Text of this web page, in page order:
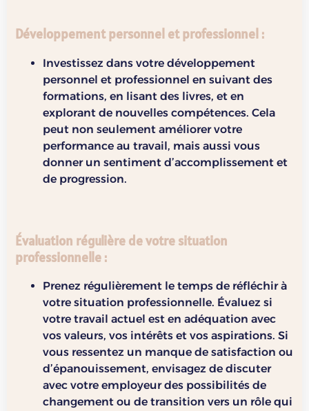
Développement personnel et professionnel :
Investissez dans votre développement
personnel et professionnel en suivant des
formations, en lisant des livres, et en
explorant de nouvelles compétences. Cela
peut non seulement améliorer votre
performance au travail, mais aussi vous
donner un sentiment d’accomplissement et
de progression.
Évaluation régulière de votre situation
professionnelle :
Prenez régulièrement le temps de réfléchir à
votre situation professionnelle. Évaluez si
votre travail actuel est en adéquation avec
vos valeurs, vos intérêts et vos aspirations. Si
vous ressentez un manque de satisfaction ou
d’épanouissement, envisagez de discuter
avec votre employeur des possibilités de
changement ou de transition vers un rôle qui